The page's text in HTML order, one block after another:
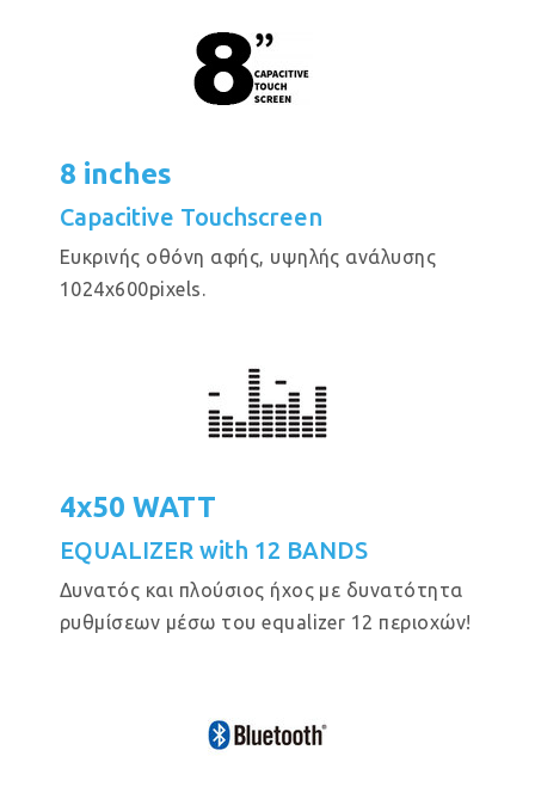
8 inches
Capacitive Touchscreen
Eυκρινής οθόνη αφής, υψηλής ανάλυσης
1024x600pixels.
4x50 WATT
EQUALIZER with 12 BANDS
Δυνατός και πλούσιος ήχος με δυνατότητα
ρυθμίσεων μέσω του equalizer 12 περιοχών!